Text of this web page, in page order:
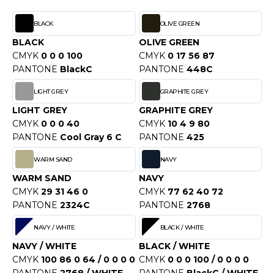
VETEMENTS
SHIRT
SHIRT
PROFESSIONNELLE
- BLOUSON
- BLANKS
COOL
HOODS
T'S
SERIE
BLACK
BLACK
CMYK 0 0 0 100
PANTONE BlackC
OLIVE GREEN
OLIVE GREEN
CMYK 0 17 56 87
PANTONE 448C
LIGHT GREY
LIGHT GREY
CMYK 0 0 0 40
PANTONE Cool Gray 6 C
GRAPHITE GREY
GRAPHITE GREY
CMYK 10 4 9 80
PANTONE 425
WARM SAND
WARM SAND
CMYK 29 31 46 0
PANTONE 2324C
NAVY
NAVY
CMYK 77 62 40 72
PANTONE 2768
NAVY / WHITE
NAVY / WHITE
CMYK 100 86 0 64 / 0 0 0 0
BLACK / WHITE
BLACK / WHITE
CMYK 0 0 0 100 / 0 0 0 0